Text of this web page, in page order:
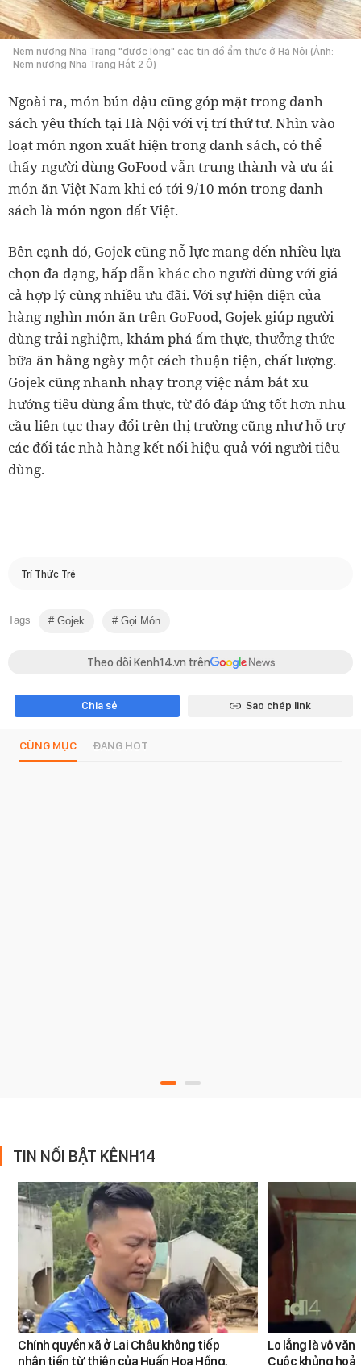
Nem nướng Nha Trang "được lòng" các tín đồ ẩm thực ở Hà Nội (Ảnh:
Nem nướng Nha Trang Hắt 2 Ô)
Ngoài ra, món bún đậu cũng góp mặt trong danh
sách yêu thích tại Hà Nội với vị trí thứ tư. Nhìn vào
loạt món ngon xuất hiện trong danh sách, có thể
thấy người dùng GoFood vẫn trung thành và ưu ái
món ăn Việt Nam khi có tới 9/10 món trong danh
sách là món ngon đất Việt.
Bên cạnh đó, Gojek cũng nỗ lực mang đến nhiều lựa
chọn đa dạng, hấp dẫn khác cho người dùng với giá
cả hợp lý cùng nhiều ưu đãi. Với sự hiện diện của
hàng nghìn món ăn trên GoFood, Gojek giúp người
dùng trải nghiệm, khám phá ẩm thực, thưởng thức
bữa ăn hằng ngày một cách thuận tiện, chất lượng.
Gojek cũng nhanh nhạy trong việc nắm bắt xu
hướng tiêu dùng ẩm thực, từ đó đáp ứng tốt hơn nhu
cầu liên tục thay đổi trên thị trường cũng như hỗ trợ
các đối tác nhà hàng kết nối hiệu quả với người tiêu
dùng.
Trí Thức Trẻ
Tags Gojek Gọi Món
Theo dõi Kenh14.vn trên
Chia sẻ Sao chép link
CÙNG MỤC ĐANG HOT
TIN NỔI BẬT KÊNH14
Chính quyền xã ở Lai Châu không tiếp
nhận tiền từ thiện của Huấn Hoa Hồng,
Lo lắng là vô văn
Cuộc khủng